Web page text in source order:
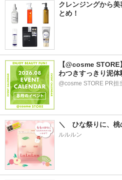
クレンジングから
とめ！
【@cosme
わつきすっきり泥体
@cosme STORE PR担
＼　ひな祭りに、
ルルルン